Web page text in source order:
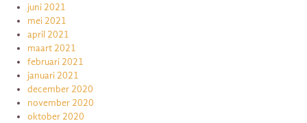
juni 2021
mei 2021
april 2021
maart 2021
februari 2021
januari 2021
december 2020
november 2020
oktober 2020